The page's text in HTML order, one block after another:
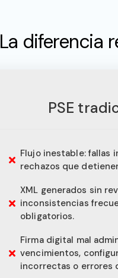
La diferencia
PSE
Flujo inestable: fallas
rechazos que
XML generados sin
inconsistencias
obligatorios.
Firma digital mal
vencimientos,
incorrectas o errores